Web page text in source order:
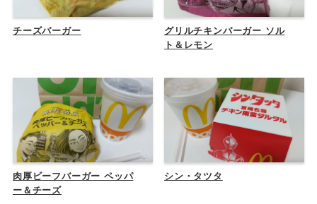
チーズバーガー
グリルチキンバーガー ソル
ト＆レモン
肉厚ビーフバーガー ペッパ
ー＆チーズ
シン・タツタ